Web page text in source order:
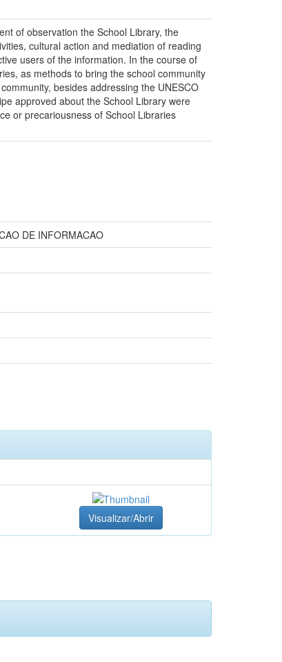
of observation the School Library, the
cultural action and mediation of reading
users of the information. In the course of
as methods to bring the school community
besides addressing the UNESCO
approved about the School Library were
or precariousness of School Libraries
DE INFORMACAO
Visualizar/Abrir